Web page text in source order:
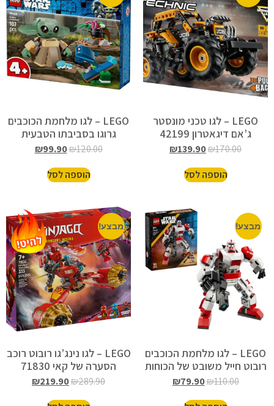
LEGO – לגו טכני מונסטר
ג’אם דיגאטרון 42199
₪170.00
₪139.90
הוספה לסל
LEGO – לגו מלחמת הכוכבים
גרוגו בסביבתו הטבעית
75443
₪120.00
₪99.90
הוספה לסל
מבצע!
LEGO – לגו מלחמת הכוכבים
רובוט חייל משובט של הכוחות
המיוחדים 75448
₪110.00
₪79.90
מבצע!
LEGO – לגו נינג’גו רובוט רוכב
הסערה של קאי 71830
₪289.90
₪219.90